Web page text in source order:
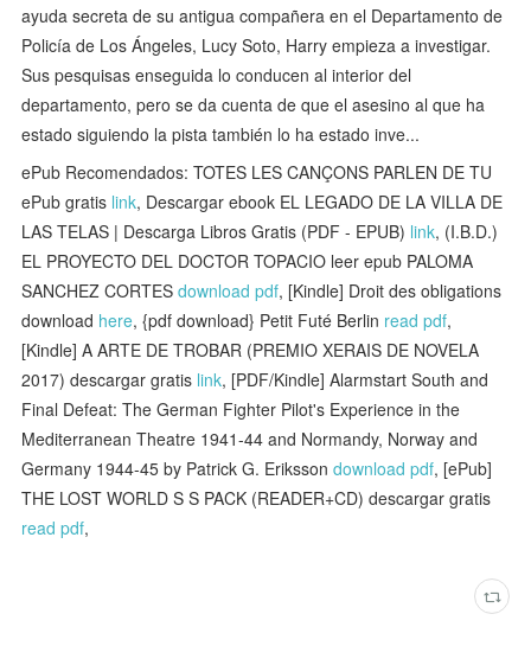
ayuda secreta de su antigua compañera en el Departamento de
Policía de Los Ángeles, Lucy Soto, Harry empieza a investigar.
Sus pesquisas enseguida lo conducen al interior del
departamento, pero se da cuenta de que el asesino al que ha
estado siguiendo la pista también lo ha estado inve...
ePub Recomendados: TOTES LES CANÇONS PARLEN DE TU
ePub gratis link, Descargar ebook EL LEGADO DE LA VILLA DE
LAS TELAS | Descarga Libros Gratis (PDF - EPUB) link, (I.B.D.)
EL PROYECTO DEL DOCTOR TOPACIO leer epub PALOMA
SANCHEZ CORTESdownload pdf, [Kindle] Droit des obligations
download here, {pdf download} Petit Futé Berlin read pdf,
[Kindle] A ARTE DE TROBAR (PREMIO XERAIS DE NOVELA
2017) descargar gratis link, [PDF/Kindle] Alarmstart South and
Final Defeat: The German Fighter Pilot's Experience in the
Mediterranean Theatre 1941-44 and Normandy, Norway and
Germany 1944-45 by Patrick G. Erikssondownload pdf, [ePub]
THE LOST WORLD S S PACK (READER+CD) descargar gratis
read pdf,